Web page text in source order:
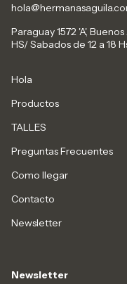
Paraguay 1572 'A',
HS/ Sabados de 12 a 18
Hola
Productos
TALLES
Preguntas Frecuentes
Como llegar
Contacto
Newsletter
Newsletter